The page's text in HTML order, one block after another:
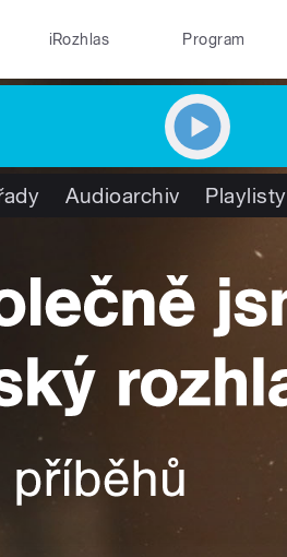
iRozhlas Program
Audioarchiv Playlisty